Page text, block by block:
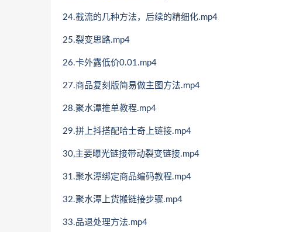
24.截流的几种方法，后续的精细化.mp4
25.裂变思路.mp4
26.卡外露低价0.01.mp4
27.商品复刻版简易做主图方法.mp4
28.聚水潭推单教程.mp4
29.拼上抖搭配哈士奇上链接.mp4
30,主要曝光链接带动裂变链接.mp4
31.聚水潭绑定商品编码教程.mp4
32.聚水潭上货搬链接步骤.mp4
33.品退处理方法.mp4